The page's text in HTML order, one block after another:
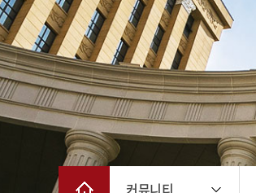
커뮤니티